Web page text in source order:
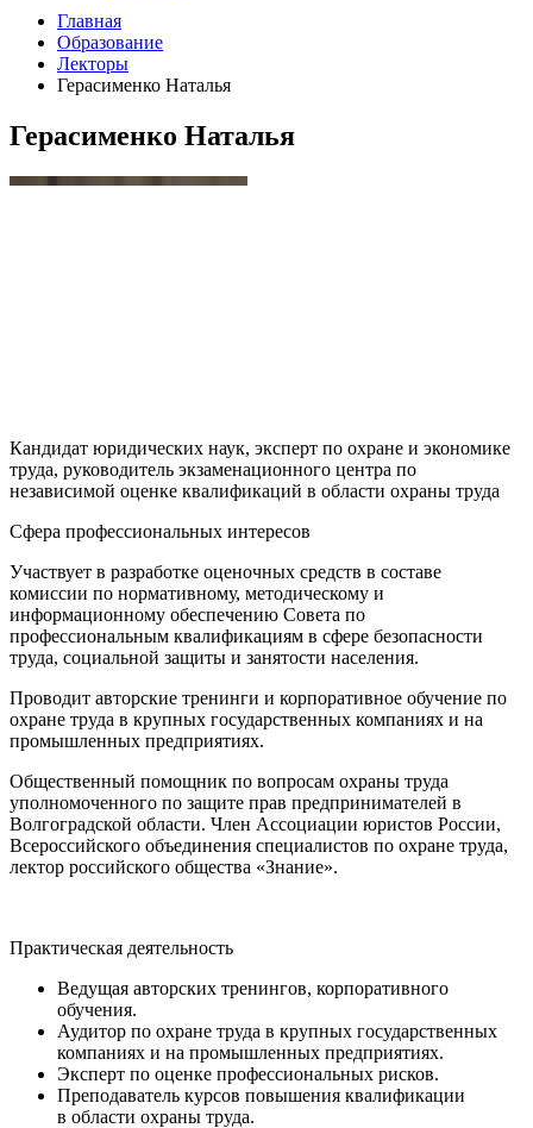
Главная
Образование
Лекторы
Герасименко Наталья
Герасименко Наталья
Кандидат юридических наук, эксперт по охране и экономике
труда, руководитель экзаменационного центра по
независимой оценке квалификаций в области охраны труда
Сфера профессиональных интересов
Участвует в разработке оценочных средств в составе
комиссии по нормативному, методическому и
информационному обеспечению Совета по
профессиональным квалификациям в сфере безопасности
труда, социальной защиты и занятости населения.
Проводит авторские тренинги и корпоративное обучение по
охране труда в крупных государственных компаниях и на
промышленных предприятиях.
Общественный помощник по вопросам охраны труда
уполномоченного по защите прав предпринимателей в
Волгоградской области. Член Ассоциации юристов России,
Всероссийского объединения специалистов по охране труда,
лектор российского общества «Знание».
Практическая деятельность
Ведущая авторских тренингов, корпоративного
обучения.
Аудитор по охране труда в крупных государственных
компаниях и на промышленных предприятиях.
Эксперт по оценке профессиональных рисков.
Преподаватель курсов повышения квалификации
в области охраны труда.